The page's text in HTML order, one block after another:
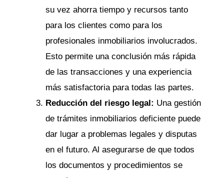
su vez ahorra tiempo y recursos tanto
para los clientes como para los
profesionales inmobiliarios involucrados.
Esto permite una conclusión más rápida
de las transacciones y una experiencia
más satisfactoria para todas las partes.
Reducción del riesgo legal: Una gestión
de trámites inmobiliarios deficiente puede
dar lugar a problemas legales y disputas
en el futuro. Al asegurarse de que todos
los documentos y procedimientos se